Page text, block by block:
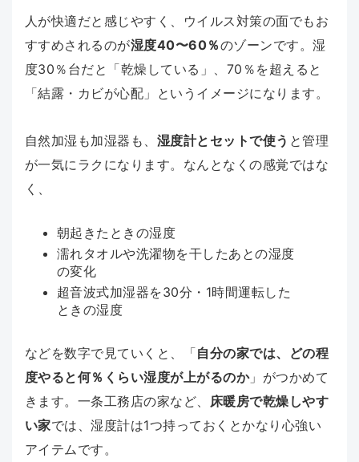
人が快適だと感じやすく、ウイルス対策の面でもお
すすめされるのが湿度40〜60％のゾーンです。湿
度30％台だと「乾燥している」、70％を超えると
「結露・カビが心配」というイメージになります。
自然加湿も加湿器も、 湿度計とセットで使う と管理
が一気にラクになります。なんとなくの感覚ではな
く、
朝起きたときの湿度
濡れタオルや洗濯物を干したあとの湿度
の変化
超音波式加湿器を30分・1時間運転した
ときの湿度
などを数字で見ていくと、「自分の家では、どの程
度やると何％くらい湿度が上がるのか」がつかめて
きます。一条工務店の家など、 床暖房で乾燥しやす
い家では、湿度計は1つ持っておくとかなり心強い
アイテムです。